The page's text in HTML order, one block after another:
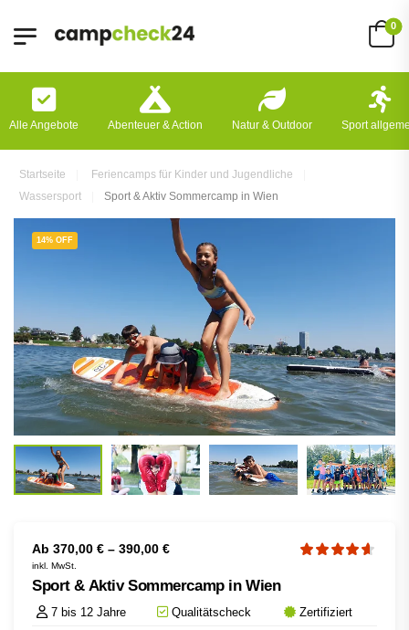
0
Alle Angebote Abenteuer & Action Natur & Outdoor Sport
Startseite
Feriencamps für Kinder und Jugendliche
Wassersport
Sport & Aktiv Sommercamp in Wien
14% OFF
Ab 370,00 € – 390,00 €
inkl. MwSt.
Sport & Aktiv Sommercamp in Wien
7 bis 12 Jahre Qualitätscheck
Zertifiziert